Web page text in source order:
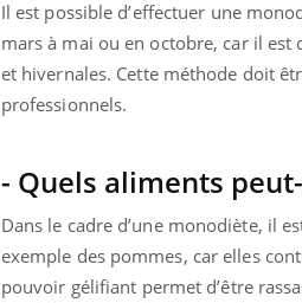
Il est possible d’effectuer une
mars à mai ou en octobre, car il
et hivernales. Cette méthode doit
professionnels.
- Quels aliments
Dans le cadre d’une monodiète, il
exemple des pommes, car elles
pouvoir gélifiant permet d’être